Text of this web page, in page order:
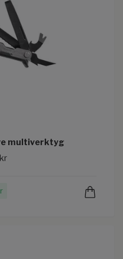
multiverktyg